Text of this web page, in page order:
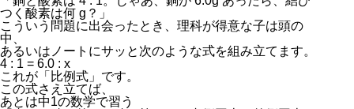
つく酸素は何 g ？」
こういう問題に出会ったとき、理科が得意な子は頭の
中、
あるいはノートにサッと次のような式を組み立てます。
4 : 1 = 6.0 : x
これが「比例式」です。
この式さえ立てば、
あとは中1の数学で習う